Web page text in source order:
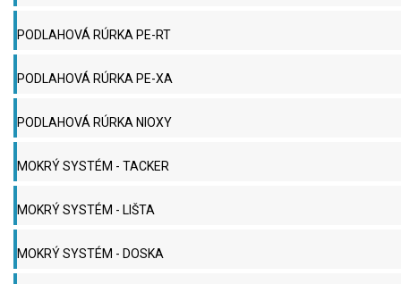
PODLAHOVÁ RÚRKA PE-RT
PODLAHOVÁ RÚRKA PE-XA
PODLAHOVÁ RÚRKA NIOXY
MOKRÝ SYSTÉM - TACKER
MOKRÝ SYSTÉM - LIŠTA
MOKRÝ SYSTÉM - DOSKA